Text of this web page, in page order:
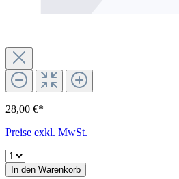
28,00 €*
Preise exkl. MwSt.
In den Warenkorb